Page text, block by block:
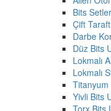
Bits Setler
Çift
Darbe
Düz Bits
Lokmalı
Lokmalı
Titanyum
Yivli Bits
Torx Bits